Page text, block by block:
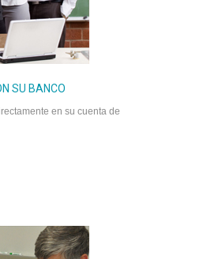
SU BANCO
en su cuenta de